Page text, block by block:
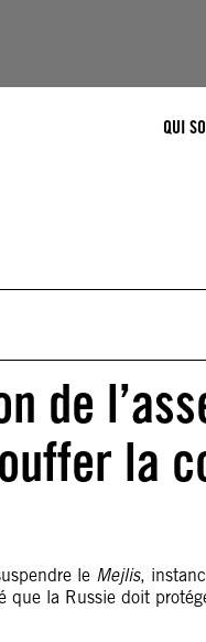
QUI
de
la
le Mejlis,
que la Russie doit